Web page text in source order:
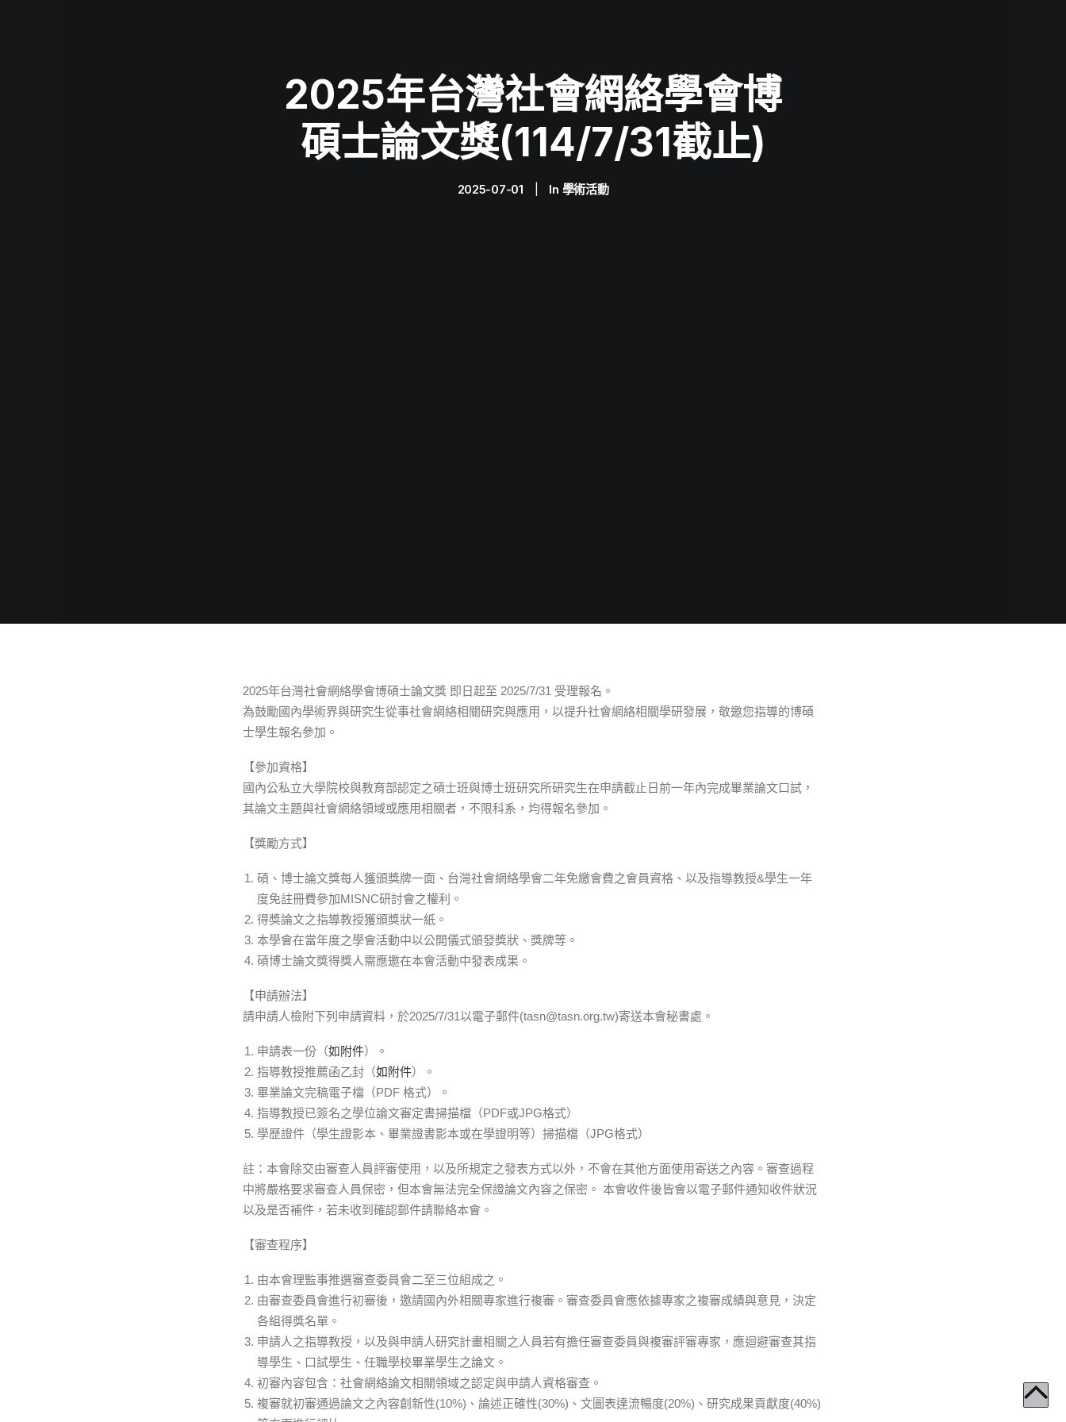
2025年台灣社會網絡學會博
碩士論文獎(114/7/31截止)
2025-07-01 In 學術活動
2025年台灣社會網絡學會博碩士論文獎 即日起至 2025/7/31 受理報名。
為鼓勵國內學術界與研究生從事社會網絡相關研究與應用，以提升社會網絡相關學研發展，敬邀您指導的博碩
士學生報名參加。
【參加資格】
國內公私立大學院校與教育部認定之碩士班與博士班研究所研究生在申請截止日前一年內完成畢業論文口試，
其論文主題與社會網絡領域或應用相關者，不限科系，均得報名參加。
【獎勵方式】
碩、博士論文獎每人獲頒獎牌一面、台灣社會網絡學會二年免繳會費之會員資格、以及指導教授&學生一年
度免註冊費參加MISNC研討會之權利。
得獎論文之指導教授獲頒獎狀一紙。
本學會在當年度之學會活動中以公開儀式頒發獎狀、獎牌等。
碩博士論文獎得獎人需應邀在本會活動中發表成果。
【申請辦法】
請申請人檢附下列申請資料，於2025/7/31以電子郵件(tasn@tasn.org.tw)寄送本會秘書處。
申請表一份（如附件）。
指導教授推薦函乙封（如附件）。
畢業論文完稿電子檔（PDF 格式）。
指導教授已簽名之學位論文審定書掃描檔（PDF或JPG格式）
學歷證件（學生證影本、畢業證書影本或在學證明等）掃描檔（JPG格式）
註：本會除交由審查人員評審使用，以及所規定之發表方式以外，不會在其他方面使用寄送之內容。審查過程
中將嚴格要求審查人員保密，但本會無法完全保證論文內容之保密。 本會收件後皆會以電子郵件通知收件狀況
以及是否補件，若未收到確認郵件請聯絡本會。
【審查程序】
由本會理監事推選審查委員會二至三位組成之。
由審查委員會進行初審後，邀請國內外相關專家進行複審。審查委員會應依據專家之複審成績與意見，決定
各組得獎名單。
申請人之指導教授，以及與申請人研究計畫相關之人員若有擔任審查委員與複審評審專家，應迴避審查其指
導學生、口試學生、任職學校畢業學生之論文。
初審內容包含：社會網絡論文相關領域之認定與申請人資格審查。
複審就初審通過論文之內容創新性(10%)、論述正確性(30%)、文圖表達流暢度(20%)、研究成果貢獻度(40%)